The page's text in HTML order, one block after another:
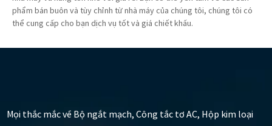
phẩm bán buôn và tùy chỉnh từ nhà máy của chúng tôi, chúng tôi có
thể cung cấp cho bạn dịch vụ tốt và giá chiết khấu.
Mọi thắc mắc về Bộ ngắt mạch, Công tắc tơ AC, Hộp kim loại